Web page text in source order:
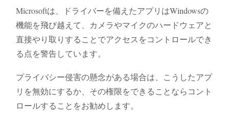
Microsoftは、ドライバーを備えたアプリはWindowsの
機能を飛び越えて、カメラやマイクのハードウェアと
直接やり取りすることでアクセスをコントロールでき
る点を警告しています。
プライバシー侵害の懸念がある場合は、こうしたアプ
リを無効にするか、その権限をできることならコント
ロールすることをお勧めします。